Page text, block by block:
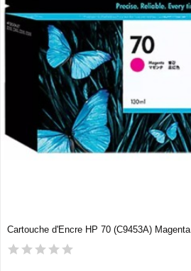
Cartouche d'Encre HP 70 (C9453A) Magenta